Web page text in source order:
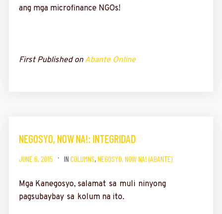
ang mga microfinance NGOs!
First Published onAbante Online
NEGOSYO, NOW NA!: INTEGRIDAD
JUNE 6, 2015 IN COLUMNS, NEGOSYO, NOW NA! (ABANTE)
Mga Kanegosyo, sa­lamat sa muli ninyong
pagsubaybay sa kolum na ito.